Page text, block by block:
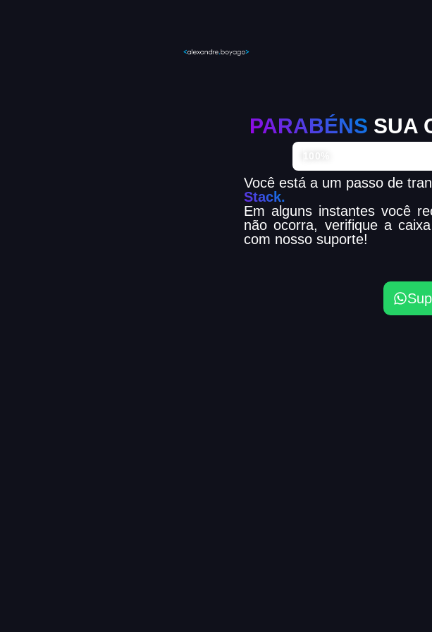
PARABÉNS SUA
Você está a um passo de
Stack.
Em alguns instantes você
não ocorra, verifique a
com nosso suporte!